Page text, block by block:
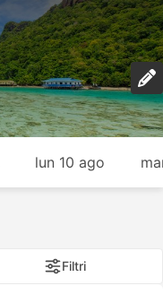
lun 10 ago
Filtri